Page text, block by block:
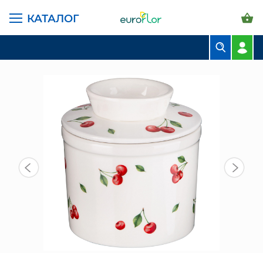
КАТАЛОГ
КОМПОЗИЦИИ
СВАДЕБНАЯ ФЛОРИСТИКА
КОМНАТНЫЕ РАСТЕНИЯ
ГОРШКИ И КАШПО
ГРУНТЫ И УДОБРЕНИЯ
ПРЕДМЕТЫ ИНТЕРЬЕРА
ГЛАВНАЯ СТРАНИЦА КАТАЛОГ
ПРЕДМЕТЫ ИНТЕРЬЕРА